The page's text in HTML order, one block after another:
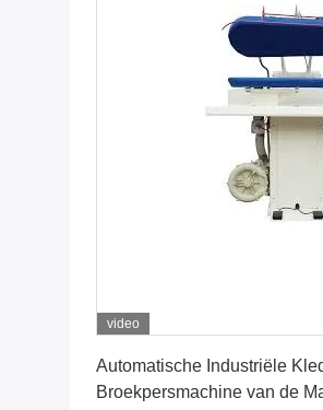
video
Automatische Industriële
Broekpersmachine van de